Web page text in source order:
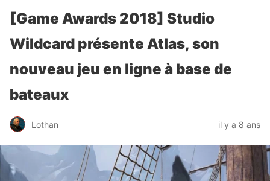
[Game Awards 2018] Studio
Wildcard présente Atlas, son
nouveau jeu en ligne à base de
bateaux
Lothan il y a 8 ans